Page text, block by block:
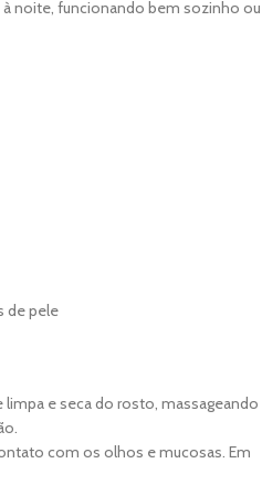
noite, funcionando bem sozinho ou
de pele
limpa e seca do rosto, massageando
com os olhos e mucosas. Em